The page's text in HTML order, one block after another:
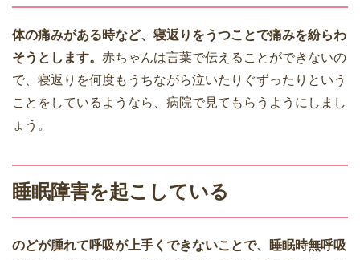
体の痛みがある時など、寝返りをうつことで痛みを紛らわ
そうとします。 赤ちゃんは言葉で伝えることができないの
で、寝返りを何度もうちながら泣いたりぐずったりという
ことをしているようなら、病院で見てもらうようにしまし
ょう。
睡眠障害を起こしている
のどが腫れて呼吸が上手くできないことで、睡眠時無呼吸